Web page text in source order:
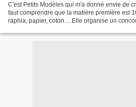
C'est Petits Modèles qui m'a donné envie de
faut comprendre que la matière première est
raphia, papier, coton.... Elle organise un